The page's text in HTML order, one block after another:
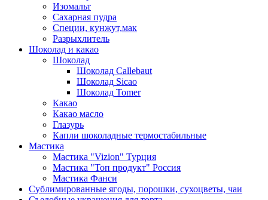
Изомальт
Сахарная пудра
Специи, кунжут,мак
Разрыхлитель
Шоколад и какао
Шоколад
Шоколад Callebaut
Шоколад Sicao
Шоколад Tomer
Какао
Какао масло
Глазурь
Капли шоколадные термостабильные
Мастика
Мастика "Vizion" Турция
Мастика "Топ продукт" Россия
Мастика Фанси
Сублимированные ягоды, порошки, сухоцветы, чаи